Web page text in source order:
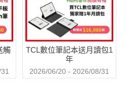
』、『惡有惡報』、或『自作自
寬恕的更高層次。」
觸
TCL數位筆記本送月讀包1
年
2026/06/20 - 2026/08/31